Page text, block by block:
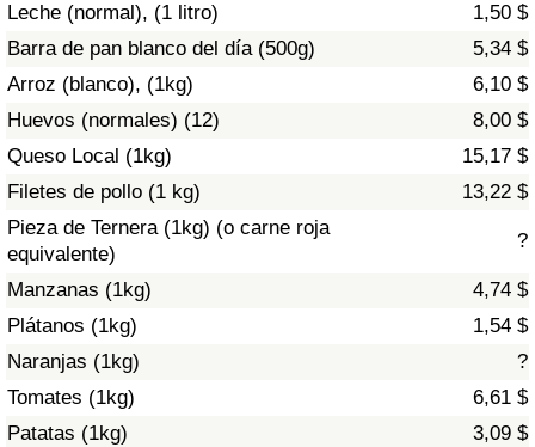
Leche (normal), (1 litro)
1,50 $
Barra de pan blanco del día (500g)
5,34 $
Arroz (blanco), (1kg)
6,10 $
Huevos (normales) (12)
8,00 $
Queso Local (1kg)
15,17 $
Filetes de pollo (1 kg)
13,22 $
Pieza de Ternera (1kg) (o carne roja
equivalente)
?
Manzanas (1kg)
4,74 $
Plátanos (1kg)
1,54 $
Naranjas (1kg)
?
Tomates (1kg)
6,61 $
Patatas (1kg)
3,09 $
Sanidad
Índice de Sanidad (Actual)
Índice de Sanidad
Índice de Sanidad por País
Contaminación
Índice de Contaminación (Actual)
Índice de contaminación